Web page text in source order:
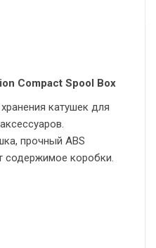
Compact Spool Box
катушек для
прочный ABS
содержимое коробки.